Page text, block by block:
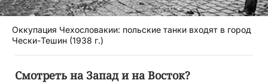
Оккупация Чехословакии: польские танки входят в город
Чески-Тешин (1938 г.)
Смотреть на Запад и на Восток?